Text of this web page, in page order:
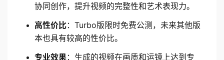
协同创作，提升视频的完整性和艺术表现力。
高性价比：Turbo版限时免费公测，未来其他版
本也具有较高的性价比。
专业效果：生成的视频在画质和运镜上达到专